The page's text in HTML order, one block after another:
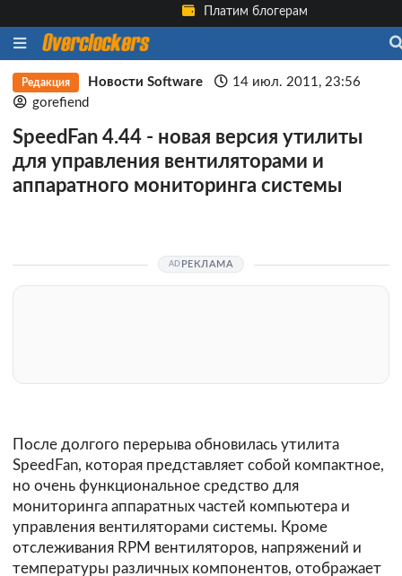
Платим блогерам
Редакция Новости Software
14 июл. 2011, 23:56
gorefiend
SpeedFan 4.44 - новая версия утилиты
для управления вентиляторами и
аппаратного мониторинга cистемы
РЕКЛАМА
После долгого перерыва обновилась утилита
SpeedFan, которая представляет собой компактное,
но очень функциональное средство для
мониторинга аппаратных частей компьютера и
управления вентиляторами системы. Кроме
отслеживания RPM вентиляторов, напряжений и
температуры различных компонентов, отображает